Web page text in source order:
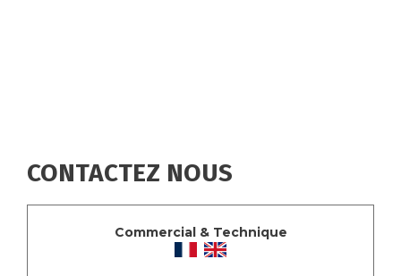
CONTACTEZ NOUS
Commercial & Technique